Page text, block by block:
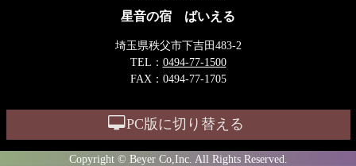
星音の宿 ばいえる
埼玉県秩父市下吉田483-2
TEL： 0494-77-1500
FAX： 0494-77-1705
PC版に切り替える
Copyright © Beyer Co,Inc. All Rights Reserved.